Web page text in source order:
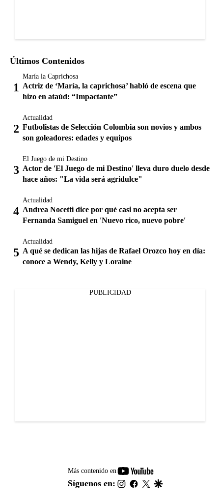
Últimos Contenidos
María la Caprichosa
Actriz de ‘María, la caprichosa’ habló de escena que
hizo en ataúd: “Impactante”
Actualidad
Futbolistas de Selección Colombia son novios y ambos
son goleadores: edades y equipos
El Juego de mi Destino
Actor de 'El Juego de mi Destino' lleva duro duelo desde
hace años: "La vida será agridulce"
Actualidad
Andrea Nocetti dice por qué casi no acepta ser
Fernanda Samiguel en 'Nuevo rico, nuevo pobre'
Actualidad
A qué se dedican las hijas de Rafael Orozco hoy en día:
conoce a Wendy, Kelly y Loraine
PUBLICIDAD
Más contenido en
youtube-
footer
Síguenos en: instagram
facebook
twitter